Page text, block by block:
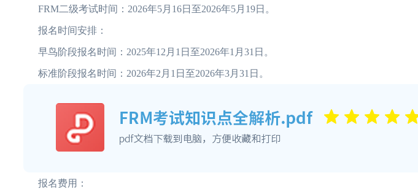
FRM二级考试时间：2026年5月16日至2026年5月19日。
报名时间安排：
早鸟阶段报名时间：2025年12月1日至2026年1月31日。
标准阶段报名时间：2026年2月1日至2026年3月31日。
报名费用：